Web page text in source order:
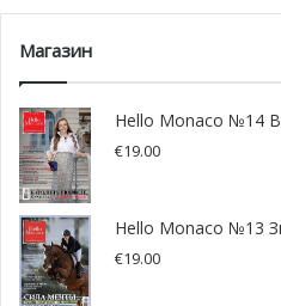
Рисунки были обнаружены в
«Конторская книга Арля».
Магазин
Hello Monaco №14
€19.00
Hello Monaco №13
€19.00